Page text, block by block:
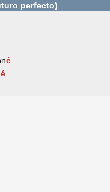
perfecto)
é
é